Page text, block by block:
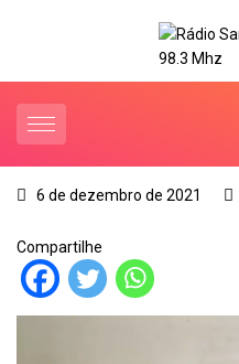
6 de dezembro de 2021
Compartilhe